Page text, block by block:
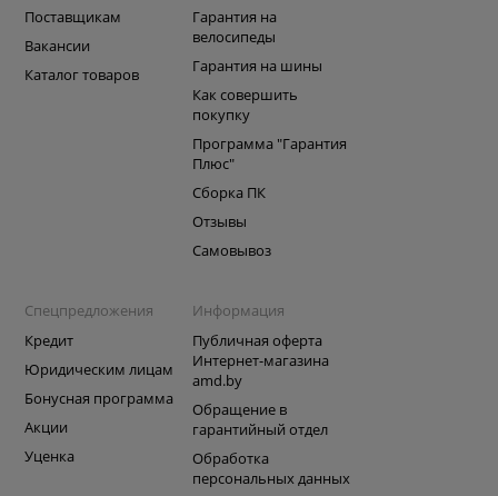
Поставщикам
Вакансии
Каталог товаров
Гарантия на
велосипеды
Гарантия на шины
Как совершить
покупку
Программа "Гарантия
Плюс"
Сборка ПК
Отзывы
Самовывоз
Спецпредложения
Кредит
Юридическим лицам
Бонусная программа
Акции
Уценка
Информация
Публичная оферта
Интернет-магазина
amd.by
Обращение в
гарантийный отдел
Обработка
персональных данных